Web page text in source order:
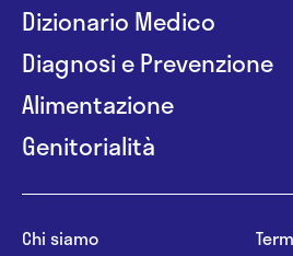
Dizionario Medico
Diagnosi e Prevenzione
Alimentazione
Genitorialità
Chi siamo